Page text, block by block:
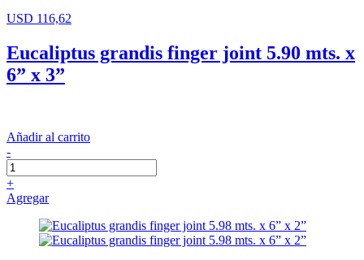
USD 116,62
Eucaliptus grandis finger joint 5.90 mts. x
6” x 3”
Añadir al carrito
-
+
Agregar